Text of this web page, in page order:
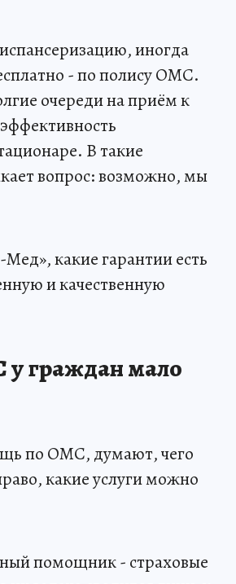
иногда
- по полису ОМС.
очереди на приём к
В такие
вопрос: возможно, мы
какие гарантии есть
и качественную
граждан мало
по ОМС, думают, чего
какие услуги можно
помощник - страховые